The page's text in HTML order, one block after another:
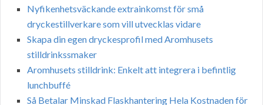
Nyfikenhetsväckande extrainkomst för små
dryckestillverkare som vill utvecklas vidare
Skapa din egen dryckesprofil med Aromhusets
stilldrinkssmaker
Aromhusets stilldrink: Enkelt att integrera i befintlig
lunchbuffé
Så Betalar Minskad Flaskhantering Hela Kostnaden för